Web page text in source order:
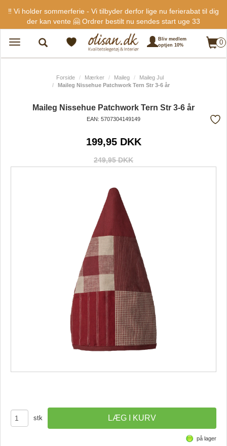
‼️ Vi holder sommerferie - Vi tilbyder derfor lige nu ferierabat til dig
der kan vente 🤗 Ordrer bestilt nu sendes start uge 33
Toggle
navigation
Bliv medlem
optjen 10%
0
Forside Mærker Maileg
Maileg Jul
Maileg Nissehue Patchwork Tern Str 3-6 år
Maileg Nissehue Patchwork Tern Str 3-6 år
EAN: 5707304149149
199,95 DKK
249,95 DKK
stk
på lager